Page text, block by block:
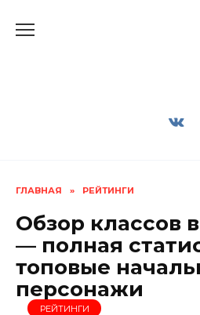
ГЛАВНАЯ » РЕЙТИНГИ
Обзор классов
— полная
топовые
персонажи
РЕЙТИНГИ